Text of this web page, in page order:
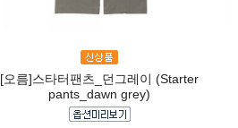
[오름]스타터팬츠_던그레이 (Starter
pants_dawn grey)